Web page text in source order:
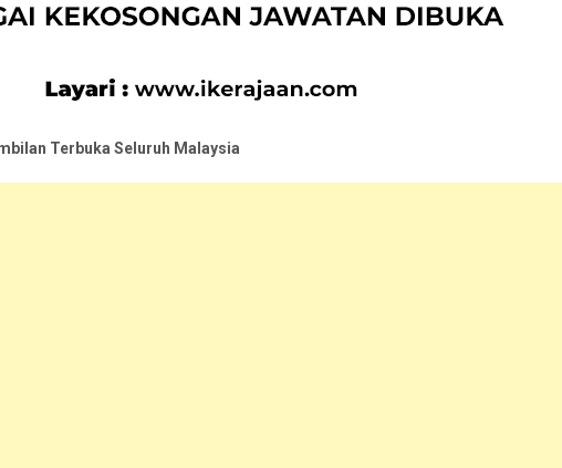
Terbuka Seluruh Malaysia